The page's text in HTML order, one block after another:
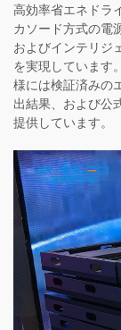
高効率省エネドラ
カソード方式の電
およびインテリジ
を実現しています
様には検証済みの
出結果、および公
提供しています。